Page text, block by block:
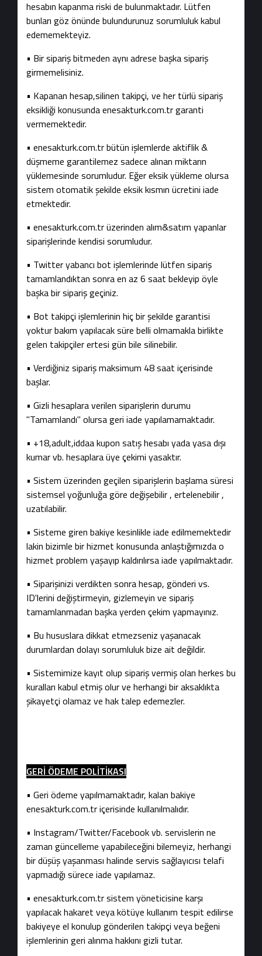
hesabın kapanma riski de bulunmaktadır. Lütfen
bunları göz önünde bulundurunuz sorumluluk kabul
edememekteyiz.
• Bir sipariş bitmeden aynı adrese başka sipariş
girmemelisiniz.
• Kapanan hesap,silinen takipçi, ve her türlü sipariş
eksikliği konusunda enesakturk.com.tr garanti
vermemektedir.
• enesakturk.com.tr bütün işlemlerde aktiflik &
düşmeme garantilemez sadece alınan miktarın
yüklemesinde sorumludur. Eğer eksik yükleme olursa
sistem otomatik şekilde eksik kısmın ücretini iade
etmektedir.
• enesakturk.com.tr üzerinden alım&satım yapanlar
siparişlerinde kendisi sorumludur.
• Twitter yabancı bot işlemlerinde lütfen sipariş
tamamlandıktan sonra en az 6 saat bekleyip öyle
başka bir sipariş geçiniz.
• Bot takipçi işlemlerinin hiç bir şekilde garantisi
yoktur bakım yapılacak süre belli olmamakla birlikte
gelen takipçiler ertesi gün bile silinebilir.
• Verdiğiniz sipariş maksimum 48 saat içerisinde
başlar.
• Gizli hesaplara verilen siparişlerin durumu
"Tamamlandı" olursa geri iade yapılamamaktadır.
• +18,adult,iddaa kupon satış hesabı yada yasa dışı
kumar vb. hesaplara üye çekimi yasaktır.
• Sistem üzerinden geçilen siparişlerin başlama süresi
sistemsel yoğunluğa göre değişebilir , ertelenebilir ,
uzatılabilir.
• Sisteme giren bakiye kesinlikle iade edilmemektedir
lakin bizimle bir hizmet konusunda anlaştığımızda o
hizmet problem yaşayıp kaldırılırsa iade yapılmaktadır.
• Siparişinizi verdikten sonra hesap, gönderi vs.
ID'lerini değiştirmeyin, gizlemeyin ve sipariş
tamamlanmadan başka yerden çekim yapmayınız.
• Bu hususlara dikkat etmezseniz yaşanacak
durumlardan dolayı sorumluluk bize ait değildir.
• Sistemimize kayıt olup sipariş vermiş olan herkes bu
kuralları kabul etmiş olur ve herhangi bir aksaklıkta
şikayetçi olamaz ve hak talep edemezler.
GERİ ÖDEME POLİTİKASI
• Geri ödeme yapılmamaktadır, kalan bakiye
enesakturk.com.tr içerisinde kullanılmalıdır.
• Instagram/Twitter/Facebook vb. servislerin ne
zaman güncelleme yapabileceğini bilemeyiz, herhangi
bir düşüş yaşanması halinde servis sağlayıcısı telafi
yapmadığı sürece iade yapılamaz.
• enesakturk.com.tr sistem yöneticisine karşı
yapılacak hakaret veya kötüye kullanım tespit edilirse
bakiyeye el konulup gönderilen takipçi veya beğeni
işlemlerinin geri alınma hakkını gizli tutar.